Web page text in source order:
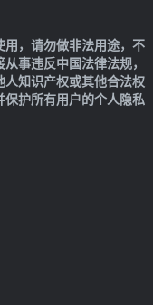
，请勿做非法用途，不
事违反中国法律法规，
知识产权或其他合法权
护所有用户的个人隐私